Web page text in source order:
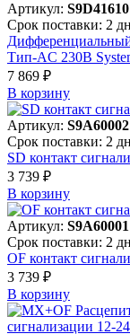
Артикул: S9D41610
Срок поставки: 2
Тип-AC 230В
7 869 ₽
В корзинy
Артикул: S9A60002
Срок поставки: 2
SD контакт
3 739 ₽
В корзинy
Артикул: S9A60001
Срок поставки: 2
OF контакт
3 739 ₽
В корзинy